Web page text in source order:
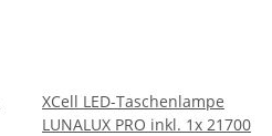
XCell LED-Taschenlampe
LUNALUX PRO inkl. 1x 21700